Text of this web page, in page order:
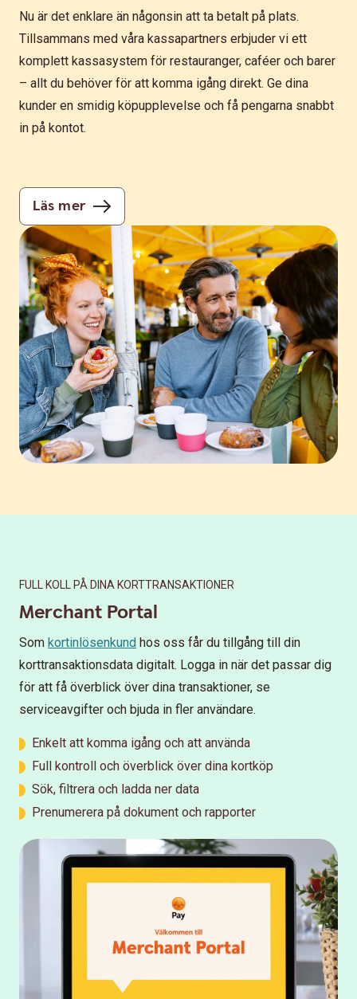
Nu är det enklare än någonsin att ta betalt på plats.
Tillsammans med våra kassapartners erbjuder vi ett
komplett kassasystem för restauranger, caféer och barer
– allt du behöver för att komma igång direkt. Ge dina
kunder en smidig köpupplevelse och få pengarna snabbt
in på kontot.
Läs mer
FULL KOLL PÅ DINA KORTTRANSAKTIONER
Merchant Portal
Som kortinlösenkund hos oss får du tillgång till din
korttransaktionsdata digitalt. Logga in när det passar dig
för att få överblick över dina transaktioner, se
serviceavgifter och bjuda in fler användare.
Enkelt att komma igång och att använda
Full kontroll och överblick över dina kortköp
Sök, filtrera och ladda ner data
Prenumerera på dokument och rapporter